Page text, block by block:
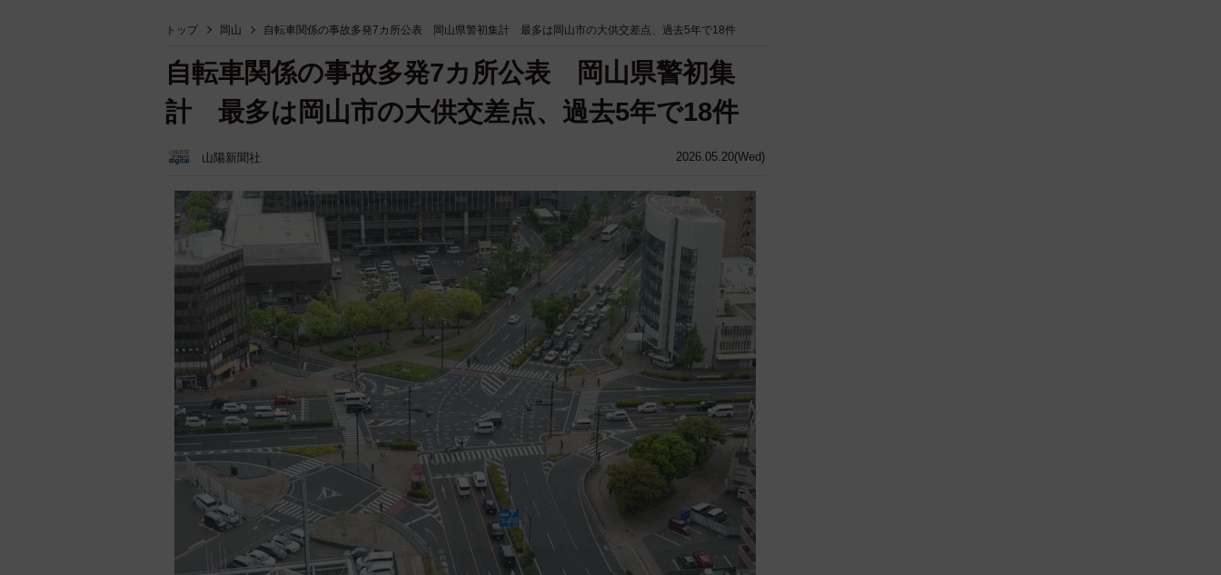
トップ 岡山 自転車関係の事故多発7カ所公表 岡山県警初集計 最多は岡山市の大供交差点、過去5年で18件
2026.05.20(Wed)
自転車関係の事故多発7カ所公表 岡山県警初集
計 最多は岡山市の大供交差点、過去5年で18件
山陽新聞社